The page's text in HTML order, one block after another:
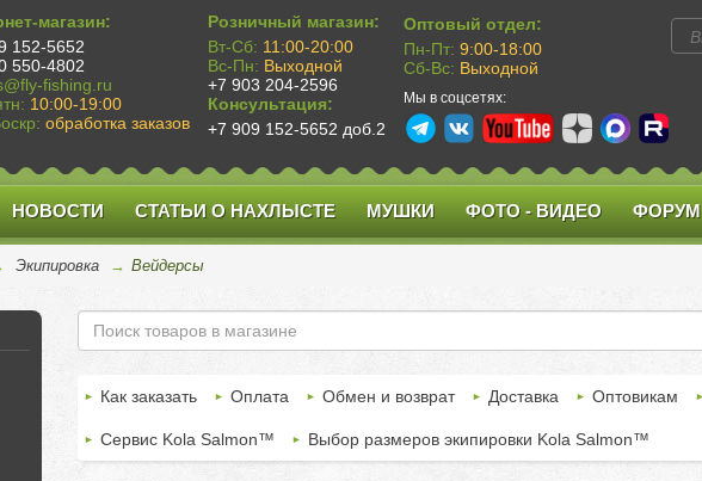
магазин:
152-5652
550-4802
fishing.ru
10:00-19:00
обработка заказов
Розничный магазин:
Вт-Сб: 11:00-20:00
Вс-Пн: Выходной
+7 903 204-2596
Консультация:
+7 909 152-5652 доб.2
Оптовый отдел:
Пн-Пт: 9:00-18:00
Сб-Вс: Выходной
Мы в соцсетях:
НОВОСТИ СТАТЬИ О НАХЛЫСТЕ МУШКИ ФОТО - ВИДЕО ФОРУМ
Экипировка → Вейдерсы
Как заказать Оплата Обмен и возврат Доставка Оптовикам
Сервис Kola Salmon™ Выбор размеров экипировки Kola Salmon™